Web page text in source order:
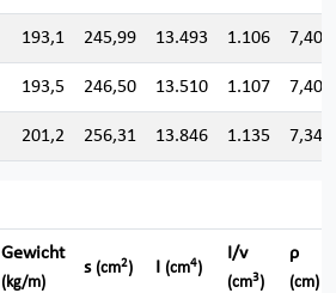
193,1 245,99 13.493 1.106 7,406
193,5 246,50 13.510 1.107 7,403
201,2 256,31 13.846 1.135 7,349
Gewicht
(kg/m)
s (cm2) I (cm4)
I/v
(cm3)
ρ
(cm)